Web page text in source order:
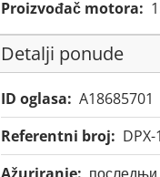
Proizvođač motora:
Detalji ponude
ID oglasa: A18685701
Referentni broj: